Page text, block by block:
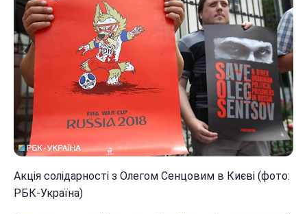
Акція солідарності з Олегом Сенцовим в Києві (фото:
РБК-Україна)